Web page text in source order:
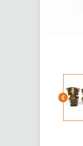
chevron_left